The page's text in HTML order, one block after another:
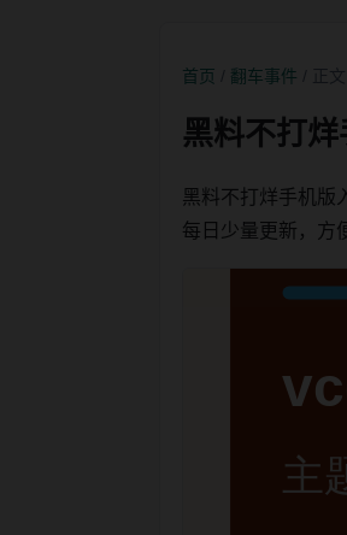
首页 翻车事件
黑料不打
黑料不打烊手机版
每日少量更新，方